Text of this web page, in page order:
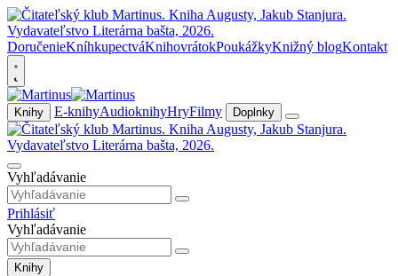
DoručenieKníhkupectváKnihovrátokPoukážkyKnižný blogKontakt
Knihy E-knihyAudioknihyHryFilmy Doplnky
Vyhľadávanie
Prihlásiť
Vyhľadávanie
Knihy